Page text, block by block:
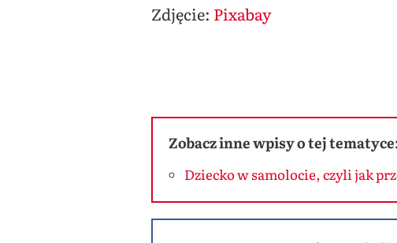
Zdjęcie: Pixabay
Zobacz inne wpisy o tej
Dziecko w samolocie, czyli jak